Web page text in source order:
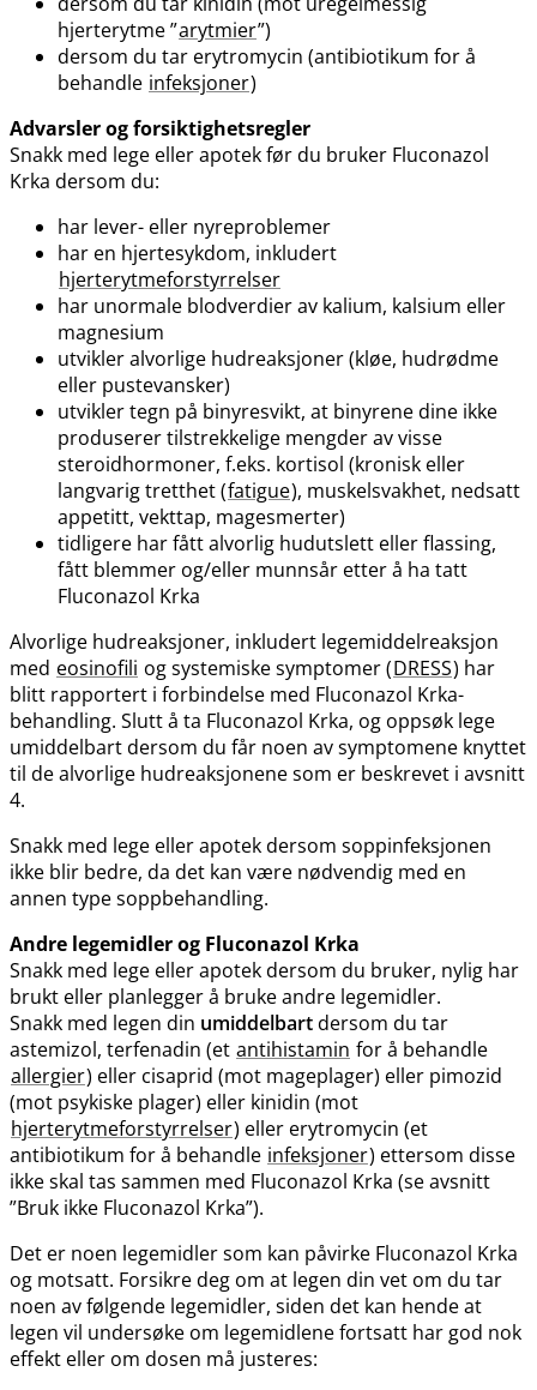
hjerterytme ”arytmier”)
dersom du tar erytromycin (antibiotikum for å
behandle infeksjoner)
Advarsler og forsiktighetsregler
Snakk med lege eller apotek før du bruker Fluconazol
Krka dersom du:
har lever- eller nyreproblemer
har en hjertesykdom, inkludert
hjerterytmeforstyrrelser
har unormale blodverdier av kalium, kalsium eller
magnesium
utvikler alvorlige hudreaksjoner (kløe, hudrødme
eller pustevansker)
utvikler tegn på binyresvikt, at binyrene dine ikke
produserer tilstrekkelige mengder av visse
steroidhormoner, f.eks. kortisol (kronisk eller
langvarig tretthet (fatigue), muskelsvakhet, nedsatt
appetitt, vekttap, magesmerter)
tidligere har fått alvorlig hudutslett eller flassing,
fått blemmer og​/​eller munnsår etter å ha tatt
Fluconazol Krka
Alvorlige hudreaksjoner, inkludert legemiddelreaksjon
med eosinofili og systemiske symptomer (DRESS) har
blitt rapportert i forbindelse med Fluconazol Krka-
behandling. Slutt å ta Fluconazol Krka, og oppsøk lege
umiddelbart dersom du får noen av symptomene knyttet
til de alvorlige hudreaksjonene som er beskrevet i avsnitt
4.
Snakk med lege eller apotek dersom soppinfeksjonen
ikke blir bedre, da det kan være nødvendig med en
annen type soppbehandling.
Andre legemidler og Fluconazol Krka
Snakk med lege eller apotek dersom du bruker, nylig har
brukt eller planlegger å bruke andre legemidler.
Snakk med legen din umiddelbartdersom du tar
astemizol, terfenadin (et antihistamin for å behandle
allergier) eller cisaprid (mot mageplager) eller pimozid
(mot psykiske plager) eller kinidin (mot
hjerterytmeforstyrrelser) eller erytromycin (et
antibiotikum for å behandle infeksjoner) ettersom disse
ikke skal tas sammen med Fluconazol Krka (se avsnitt
”Bruk ikke Fluconazol Krka”).
Det er noen legemidler som kan påvirke Fluconazol Krka
og motsatt. Forsikre deg om at legen din vet om du tar
noen av følgende legemidler, siden det kan hende at
legen vil undersøke om legemidlene fortsatt har god nok
effekt eller om dosen må justeres: